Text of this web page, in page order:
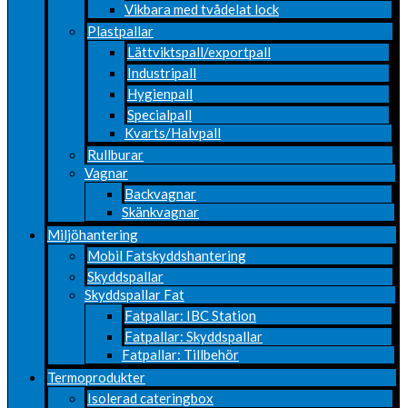
Vikbara med tvådelat lock
Plastpallar
Lättviktspall/exportpall
Industripall
Hygienpall
Specialpall
Kvarts/Halvpall
Rullburar
Vagnar
Backvagnar
Skänkvagnar
Miljöhantering
Mobil Fatskyddshantering
Skyddspallar
Skyddspallar Fat
Fatpallar: IBC Station
Fatpallar: Skyddspallar
Fatpallar: Tillbehör
Termoprodukter
Isolerad cateringbox